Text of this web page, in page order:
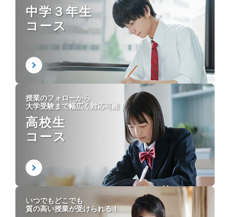
中学３年生
コース
授業のフォローから
大学受験まで幅広く対応可能！
高校生
コース
いつでもどこでも
質の高い授業が受けられる！